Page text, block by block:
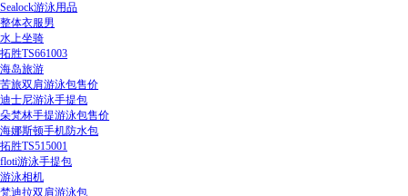
Sealock游泳用品
整体衣服男
水上坐骑
拓胜TS661003
海岛旅游
苦旅双肩游泳包售价
迪士尼游泳手提包
朵梵林手提游泳包售价
海娜斯顿手机防水包
拓胜TS515001
floti游泳手提包
游泳相机
梵迪拉双肩游泳包